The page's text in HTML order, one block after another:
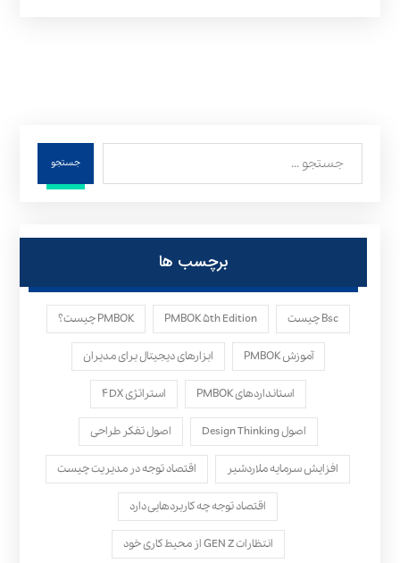
جستجو
برچسب ها
Bsc چیست PMBOK ۵th Edition PMBOK چیست؟
آموزش PMBOK ابزارهای دیجیتال برای مدیران
استانداردهای PMBOK استراتژی ۴DX
اصول Design Thinking اصول تفکر طراحی
افزایش سرمایه ملاردشیر اقتصاد توجه در مدیریت چیست
اقتصاد توجه چه کاربردهایی دارد
انتظارات GEN Z از محیط کاری خود